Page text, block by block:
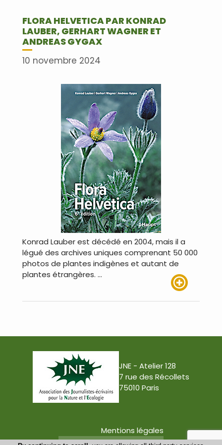
FLORA HELVETICA PAR KONRAD
LAUBER, GERHART WAGNER ET
ANDREAS GYGAX
10 novembre 2024
Konrad Lauber est décédé en 2004, mais il a
légué des archives uniques comprenant 50 000
photos de plantes indigènes et autant de
plantes étrangères. …
JNE - Atelier 128
7 rue des Récollets
75010 Paris
Mentions légales